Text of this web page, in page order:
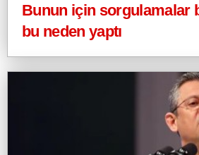
Bunun için sorgulamalar
bu neden yaptı